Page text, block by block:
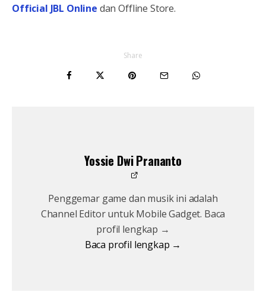
Official JBL Online dan Offline Store.
Share
Yossie Dwi Prananto
Penggemar game dan musik ini adalah
Channel Editor untuk Mobile Gadget. Baca
profil lengkap →
Baca profil lengkap →